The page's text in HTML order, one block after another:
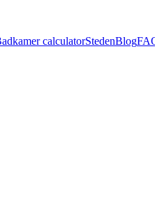
calculatorStedenBlog